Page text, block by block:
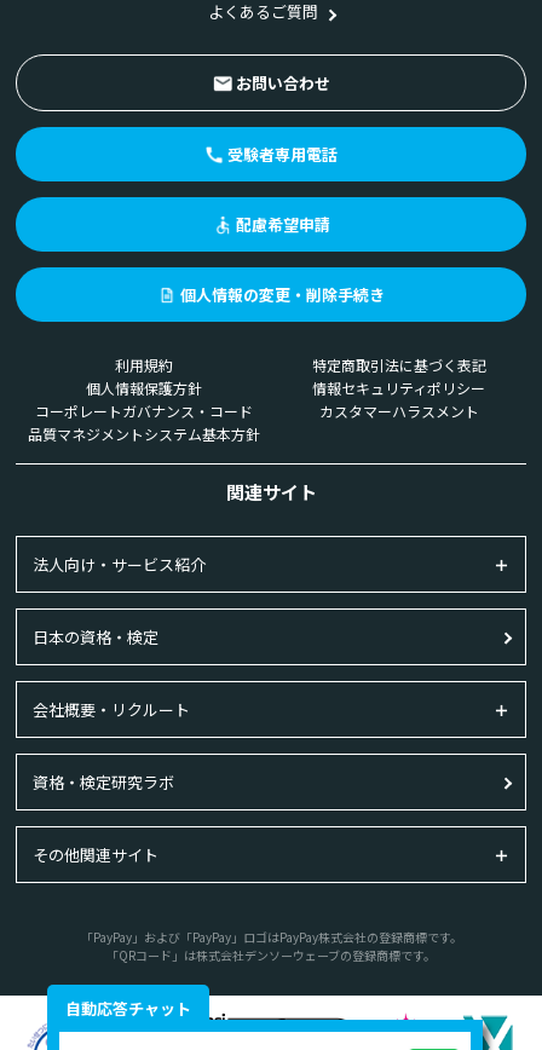
自動応答チャット
よくあるご質問
お問い合わせ
受験者専用電話
配慮希望申請
個人情報の変更・削除手続き
利用規約
特定商取引法に基づく表記
個人情報保護方針
情報セキュリティポリシー
コーポレートガバナンス・コード
カスタマーハラスメント
品質マネジメントシステム基本方針
関連サイト
法人向け・サービス紹介
日本の資格・検定
会社概要・リクルート
資格・検定研究ラボ
その他関連サイト
「PayPay」および「PayPay」ロゴはPayPay株式会社の登録商標です。
「QRコード」は株式会社デンソーウェーブの登録商標です。